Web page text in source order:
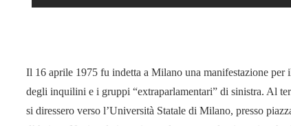
Il 16 aprile 1975 fu indetta a Milano una manifestazione per
degli inquilini e i gruppi “extraparlamentari” di sinistra. Al
si diressero verso l’Università Statale di Milano, presso